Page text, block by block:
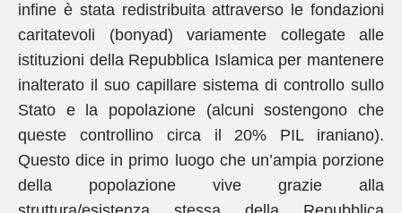
infine è stata redistribuita attraverso le fondazioni
caritatevoli (bonyad) variamente collegate alle
istituzioni della Repubblica Islamica per mantenere
inalterato il suo capillare sistema di controllo sullo
Stato e la popolazione (alcuni sostengono che
queste controllino circa il 20% PIL iraniano).
Questo dice in primo luogo che un’ampia porzione
della popolazione vive grazie alla